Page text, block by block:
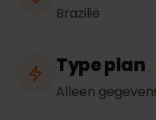
Brazilië
Type plan
Alleen